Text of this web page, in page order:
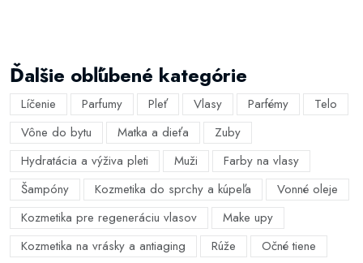
Ďalšie obľúbené kategórie
Líčenie Parfumy Pleť Vlasy Parfémy
Telo
Vône do bytu
Matka a dieťa
Zuby
Hydratácia a výživa pleti
Muži
Farby na vlasy
Šampóny
Kozmetika do sprchy a kúpeľa
Vonné oleje
Kozmetika pre regeneráciu vlasov
Make upy
Kozmetika na vrásky a antiaging
Rúže Očné tiene